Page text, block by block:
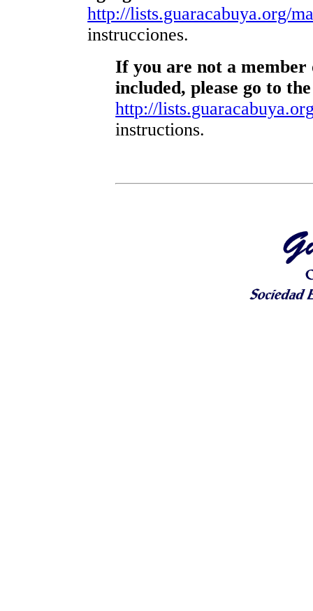
http://lists.guaracabuya.org/
instrucciones.
If you are not a
included, please go to
http://
instructions.